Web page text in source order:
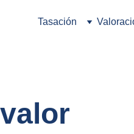
Tasación